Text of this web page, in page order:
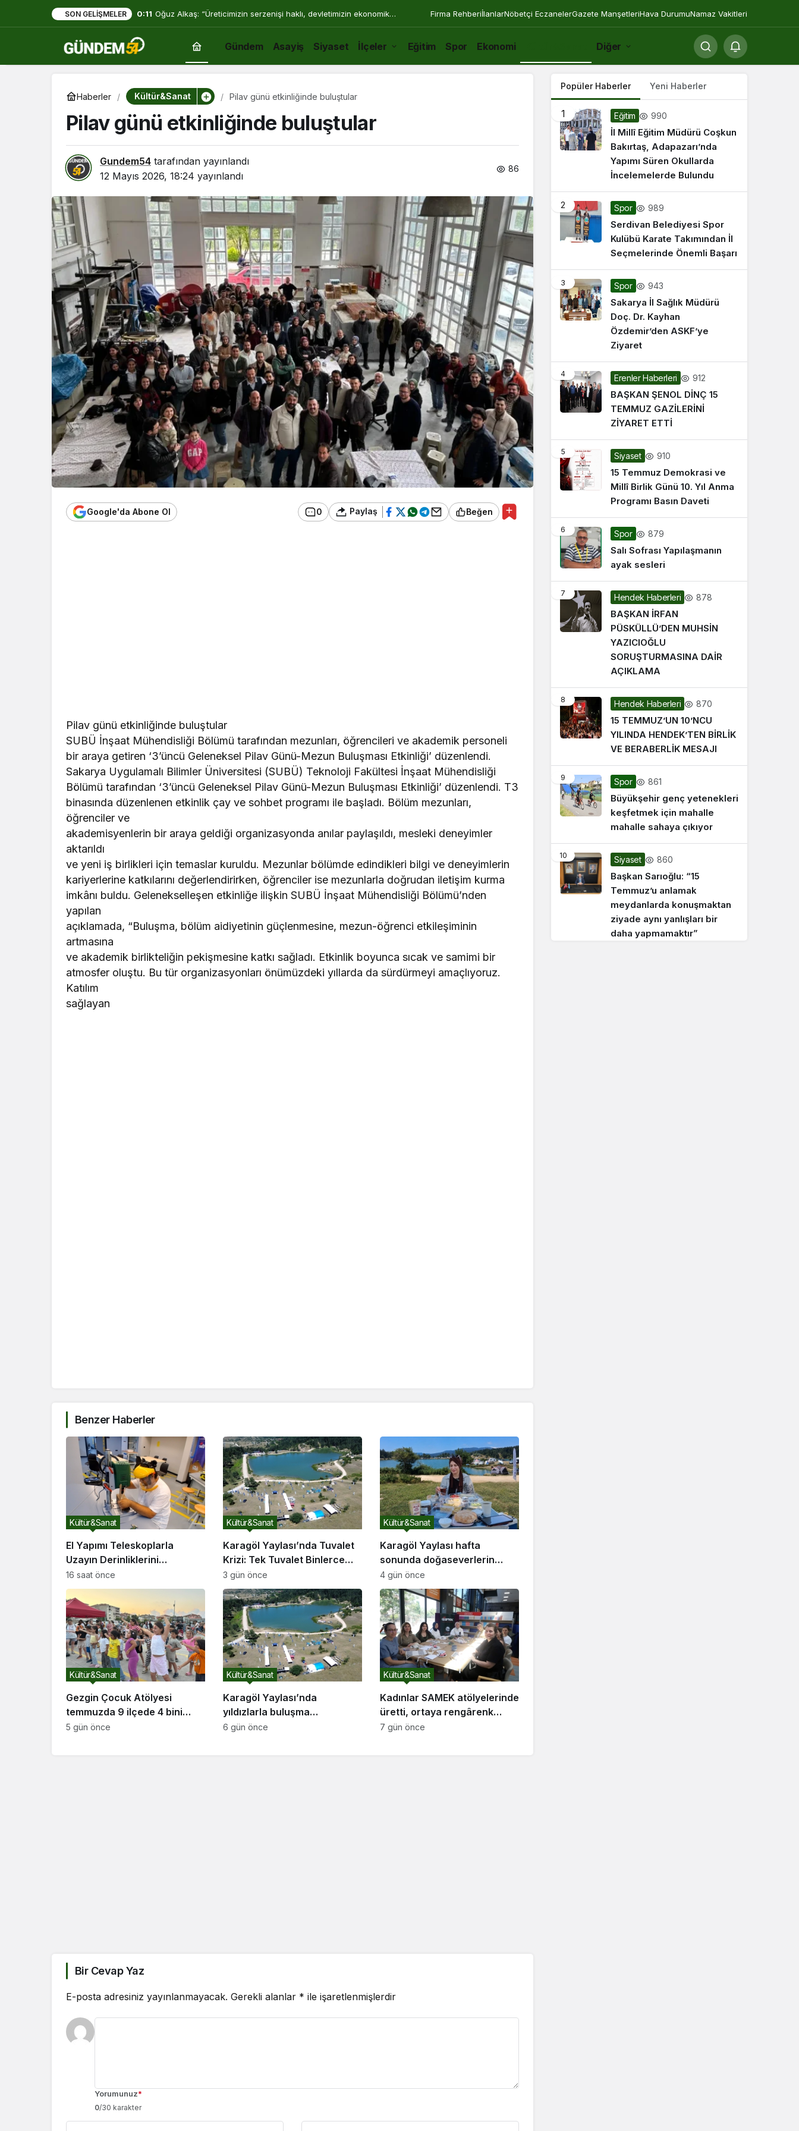
SON GELIŞMELER 0:11 Oğuz Alkaş: “Üreticimizin serzenişi haklı, devletimizin ekonomik Firma RehberiİlanlarNöbetçi EczanelerGazete ManşetleriHava DurumuNamaz Vakitleri
Gündem Asayiş Siyaset İlçeler Eğitim Spor Ekonomi Diğer
Haberler Kültür&Sanat Pilav günü etkinliğinde buluştular
Pilav günü etkinliğinde buluştular
Gundem54 tarafından yayınlandı
12 Mayıs 2026, 18:24 yayınlandı
86
Google'da Abone Ol 0 Paylaş Beğen
Pilav günü etkinliğinde buluştular
SUBÜ İnşaat Mühendisliği Bölümü tarafından mezunları, öğrencileri ve akademik personeli
bir araya getiren ‘3’üncü Geleneksel Pilav Günü-Mezun Buluşması Etkinliği’ düzenlendi.
Sakarya Uygulamalı Bilimler Üniversitesi (SUBÜ) Teknoloji Fakültesi İnşaat Mühendisliği
Bölümü tarafından ‘3’üncü Geleneksel Pilav Günü-Mezun Buluşması Etkinliği’ düzenlendi. T3
binasında düzenlenen etkinlik çay ve sohbet programı ile başladı. Bölüm mezunları,
öğrenciler ve
akademisyenlerin bir araya geldiği organizasyonda anılar paylaşıldı, mesleki deneyimler
aktarıldı
ve yeni iş birlikleri için temaslar kuruldu. Mezunlar bölümde edindikleri bilgi ve deneyimlerin
kariyerlerine katkılarını değerlendirirken, öğrenciler ise mezunlarla doğrudan iletişim kurma
imkânı buldu. Gelenekselleşen etkinliğe ilişkin SUBÜ İnşaat Mühendisliği Bölümü’nden
yapılan
açıklamada, “Buluşma, bölüm aidiyetinin güçlenmesine, mezun-öğrenci etkileşiminin
artmasına
ve akademik birlikteliğin pekişmesine katkı sağladı. Etkinlik boyunca sıcak ve samimi bir
atmosfer oluştu. Bu tür organizasyonları önümüzdeki yıllarda da sürdürmeyi amaçlıyoruz.
Katılım
sağlayan
Benzer Haberler
El Yapımı Teleskoplarla
Uzayın Derinliklerini
Keşfediyorlar
Kültür&Sanat
16 saat önce
Karagöl Yaylası’nda Tuvalet
Krizi: Tek Tuvalet Binlerce
Ziyaretçiye Yetmiyor
Kültür&Sanat
3 gün önce
Karagöl Yaylası hafta
sonunda doğaseverlerin
akınına uğradı
Kültür&Sanat
4 gün önce
Gezgin Çocuk Atölyesi
temmuzda 9 ilçede 4 bini
aşkın çocuğun yüzünü
Kültür&Sanat
5 gün önce
Karagöl Yaylası’nda
yıldızlarla buluşma
Marmara’nın en karanlık
Kültür&Sanat
6 gün önce
Kadınlar SAMEK atölyelerinde
üretti, ortaya rengârenk
eserler çıktı
Kültür&Sanat
7 gün önce
Bir Cevap Yaz
E-posta adresiniz yayınlanmayacak. Gerekli alanlar * ile işaretlenmişlerdir
Yorumunuz*
0/30 karakter
Popüler Haberler Yeni Haberler
1 Eğitim 990
İl Millî Eğitim Müdürü Coşkun
Bakırtaş, Adapazarı’nda
Yapımı Süren Okullarda
İncelemelerde Bulundu
2 Spor 989
Serdivan Belediyesi Spor
Kulübü Karate Takımından İl
Seçmelerinde Önemli Başarı
3 Spor 943
Sakarya İl Sağlık Müdürü
Doç. Dr. Kayhan
Özdemir’den ASKF’ye
Ziyaret
4 Erenler Haberleri 912
BAŞKAN ŞENOL DİNÇ 15
TEMMUZ GAZİLERİNİ
ZİYARET ETTİ
5 Siyaset 910
15 Temmuz Demokrasi ve
Millî Birlik Günü 10. Yıl Anma
Programı Basın Daveti
6 Spor 879
Salı Sofrası Yapılaşmanın
ayak sesleri
7 Hendek Haberleri 878
BAŞKAN İRFAN
PÜSKÜLLÜ’DEN MUHSİN
YAZICIOĞLU
SORUŞTURMASINA DAİR
AÇIKLAMA
8 Hendek Haberleri 870
15 TEMMUZ’UN 10’NCU
YILINDA HENDEK’TEN BİRLİK
VE BERABERLİK MESAJI
9 Spor 861
Büyükşehir genç yetenekleri
keşfetmek için mahalle
mahalle sahaya çıkıyor
10 Siyaset 860
Başkan Sarıoğlu: “15
Temmuz’u anlamak
meydanlarda konuşmaktan
ziyade aynı yanlışları bir
daha yapmamaktır”